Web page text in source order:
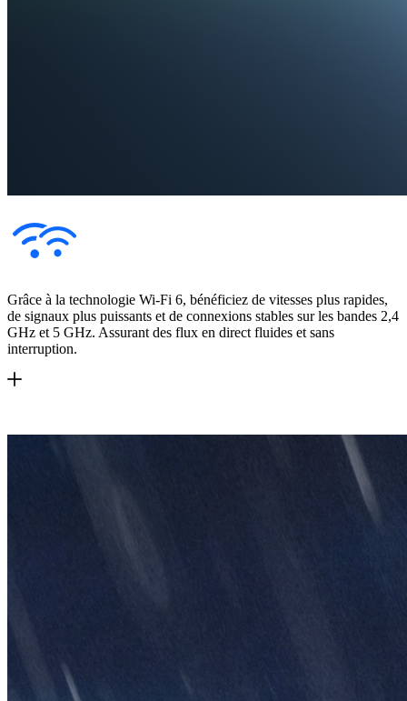
Grâce à la technologie Wi-Fi 6, bénéficiez de vitesses plus rapides,
de signaux plus puissants et de connexions stables sur les bandes 2,4
GHz et 5 GHz. Assurant des flux en direct fluides et sans
interruption.